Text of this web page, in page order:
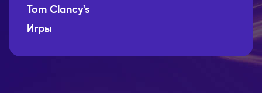
Tom Clancy's
Игры